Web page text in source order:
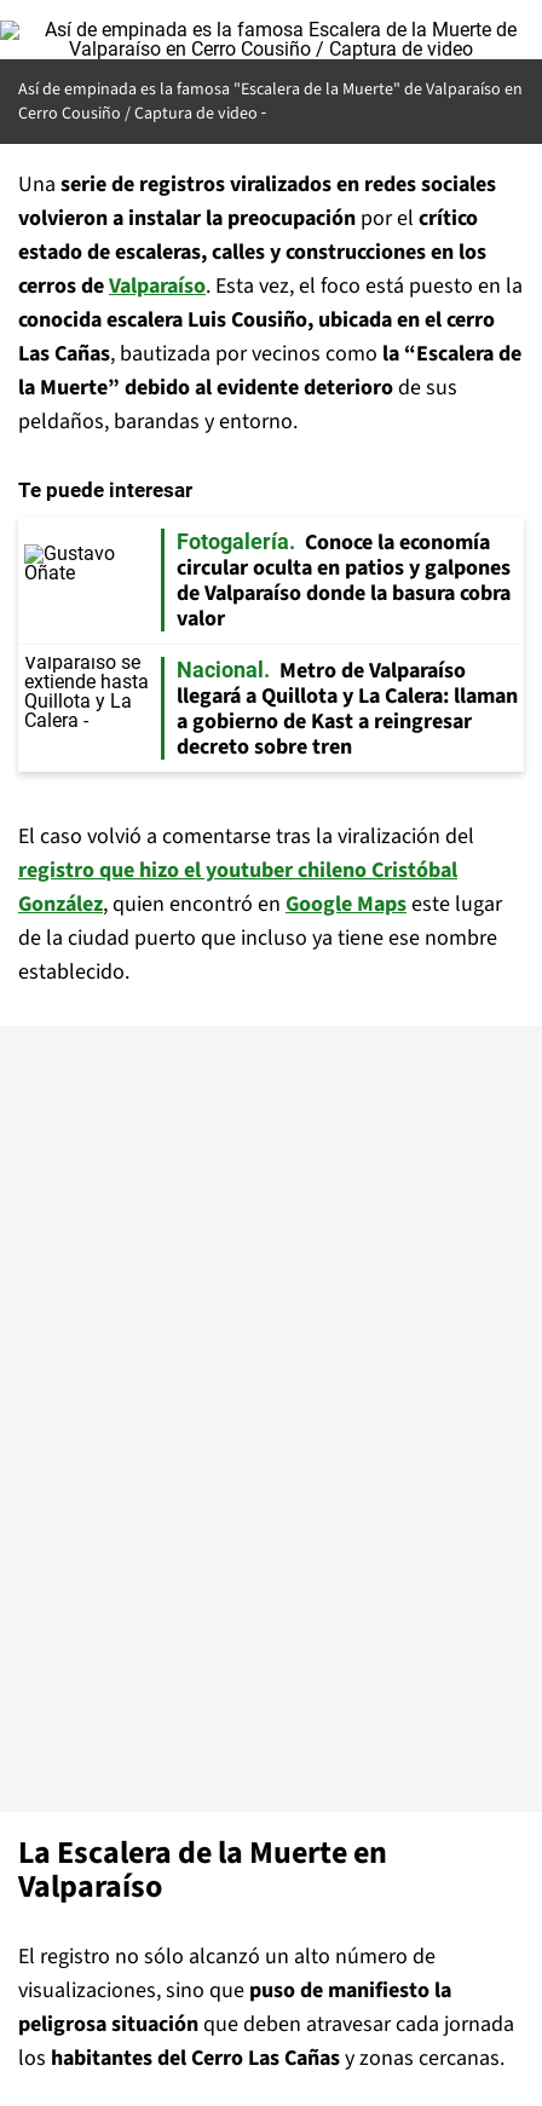
Así de empinada es la famosa "Escalera de la Muerte" de Valparaíso en
Cerro Cousiño / Captura de video
Una serie de registros viralizados en redes sociales
volvieron a instalar la preocupación por el crítico
estado de escaleras, calles y construcciones en los
cerros deValparaíso. Esta vez, el foco está puesto en la
conocida escalera Luis Cousiño, ubicada en el cerro
Las Cañas, bautizada por vecinos como la “Escalera de
la Muerte” debido al evidente deteriorode sus
peldaños, barandas y entorno.
Te puede interesar
Fotogalería
Conoce la economía
circular oculta en patios y galpones
de Valparaíso donde la basura cobra
valor
Nacional
Metro de Valparaíso
llegará a Quillota y La Calera: llaman
a gobierno de Kast a reingresar
decreto sobre tren
El caso volvió a comentarse tras la viralización del
registro que hizo el youtuber chileno Cristóbal
González, quien encontró en Google Mapseste lugar
de la ciudad puerto que incluso ya tiene ese nombre
establecido.
La Escalera de la Muerte en
Valparaíso
El registro no sólo alcanzó un alto número de
visualizaciones, sino que puso de manifiesto la
peligrosa situaciónque deben atravesar cada jornada
los habitantes del Cerro Las Cañasy zonas cercanas.